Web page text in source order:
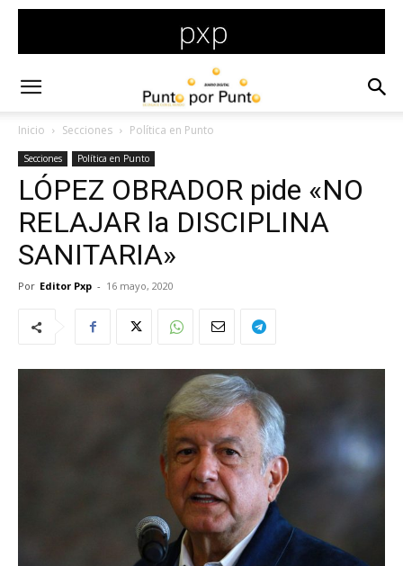
Inicio Secciones Política en Punto
Secciones Política en Punto
LÓPEZ OBRADOR pide «NO
RELAJAR la DISCIPLINA
SANITARIA»
Por Editor Pxp - 16 mayo, 2020